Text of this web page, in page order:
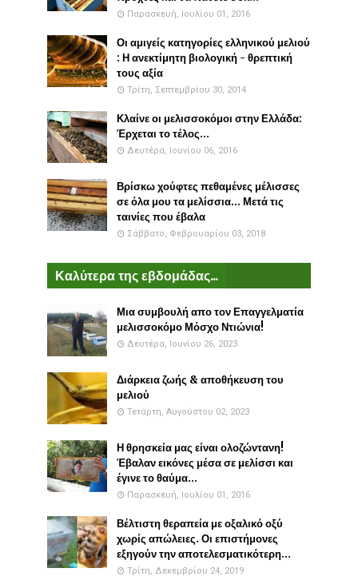
Παρασκευή, Ιουλίου 01, 2016
Οι αμιγείς κατηγορίες ελληνικού μελιού
: Η ανεκτίμητη βιολογική - θρεπτική
τους αξία
Τρίτη, Σεπτεμβρίου 30, 2014
Κλαίνε οι μελισσοκόμοι στην Ελλάδα:
Έρχεται το τέλος...
Δευτέρα, Ιουνίου 06, 2016
Βρίσκω χούφτες πεθαμένες μέλισσες
σε όλα μου τα μελίσσια... Μετά τις
ταινίες που έβαλα
Σάββατο, Φεβρουαρίου 03, 2018
Καλύτερα της εβδομάδας...
Μια συμβουλή απο τον Επαγγελματία
μελισσοκόμο Μόσχο Ντιώνια!
Δευτέρα, Ιουνίου 26, 2023
Διάρκεια ζωής & αποθήκευση του
μελιού
Τετάρτη, Αυγούστου 02, 2023
Η θρησκεία μας είναι ολοζώντανη!
Έβαλαν εικόνες μέσα σε μελίσσι και
έγινε το θαύμα...
Παρασκευή, Ιουλίου 01, 2016
Βέλτιστη θεραπεία με οξαλικό οξύ
χωρίς απώλειες. Οι επιστήμονες
εξηγούν την αποτελεσματικότερη...
Τρίτη, Δεκεμβρίου 24, 2019